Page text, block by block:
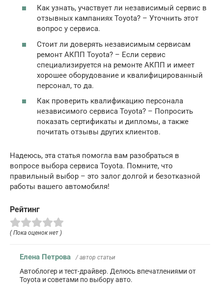
Как узнать, участвует ли независимый сервис в
отзывных кампаниях Toyota? – Уточнить этот
вопрос у сервиса.
Стоит ли доверять независимым сервисам
ремонт АКПП Toyota? – Если сервис
специализируется на ремонте АКПП и имеет
хорошее оборудование и квалифицированный
персонал, то да.
Как проверить квалификацию персонала
независимого сервиса Toyota? – Попросить
показать сертификаты и дипломы, а также
почитать отзывы других клиентов.
Надеюсь, эта статья помогла вам разобраться в
вопросе выбора сервиса Toyota. Помните, что
правильный выбор – это залог долгой и безотказной
работы вашего автомобиля!
Рейтинг
( Пока оценок нет )
Елена Петрова / автор статьи
Автоблогер и тест-драйвер. Делюсь впечатлениями от
Toyota и советами по выбору авто.